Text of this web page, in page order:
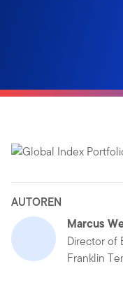
AUTOREN
Marcus
Director of
Franklin